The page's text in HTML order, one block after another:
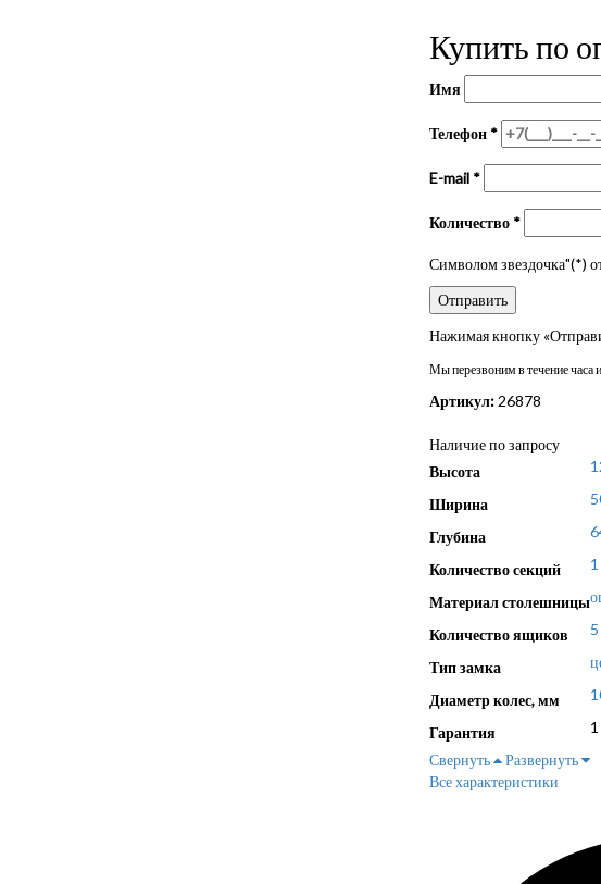
Купить по
Имя
Телефон *
E-mail *
Количество *
Символом звездочка"(*)
Нажимая кнопку
Мы перезвоним в течение часа
Артикул:26878
Наличие по запросу
Высота
Ширина
Глубина
Количество секций 1
Материал столешницы
Количество ящиков 5
Тип замка
Диаметр колес, мм
Гарантия
Свернуть
Развернуть
Все характеристики